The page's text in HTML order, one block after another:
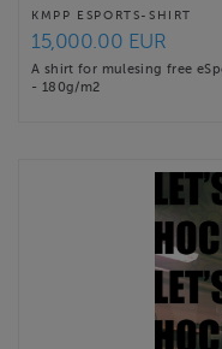
KMPP ESPORTS-SHIRT
15,000.00 EUR
A shirt for mulesing free
- 180g/m2